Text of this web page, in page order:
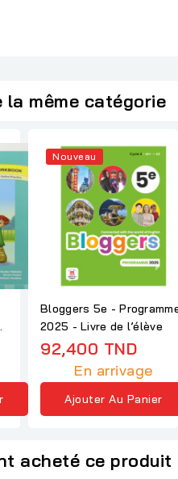
la même catégorie
Nouveau
Bloggers 5e -
2025 - Livre de l’élève
92,400 TND
En arrivage
Ajouter Au Panier
acheté ce produit